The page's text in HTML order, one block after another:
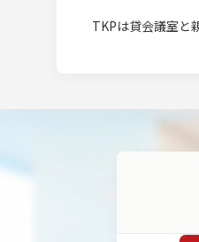
TKPは貸会議室と